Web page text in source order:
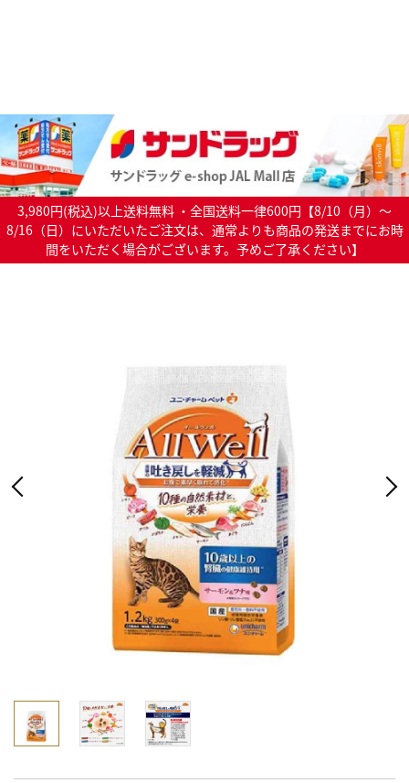
3,980円(税込)以上送料無料 ・全国送料一律600円【8/10（月）～
8/16（日）にいただいたご注文は、通常よりも商品の発送までにお時
間をいただく場合がございます。予めご了承ください】